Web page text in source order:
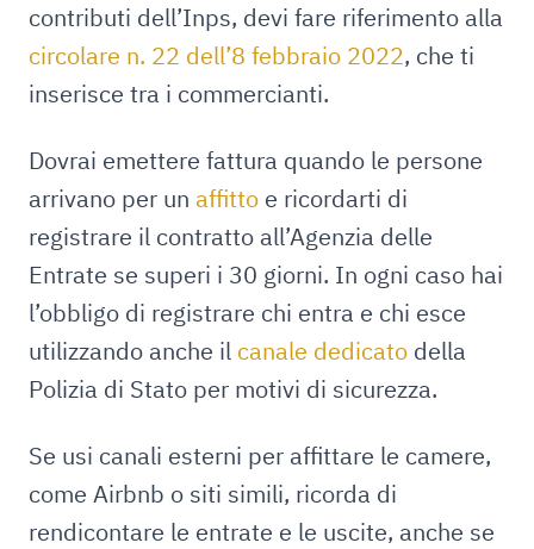
contributi dell’Inps, devi fare riferimento alla
circolare n. 22 dell’8 febbraio 2022, che ti
inserisce tra i commercianti.
Dovrai emettere fattura quando le persone
arrivano per un affitto e ricordarti di
registrare il contratto all’Agenzia delle
Entrate se superi i 30 giorni. In ogni caso hai
l’obbligo di registrare chi entra e chi esce
utilizzando anche il canale dedicato della
Polizia di Stato per motivi di sicurezza.
Se usi canali esterni per affittare le camere,
come Airbnb o siti simili, ricorda di
rendicontare le entrate e le uscite, anche se